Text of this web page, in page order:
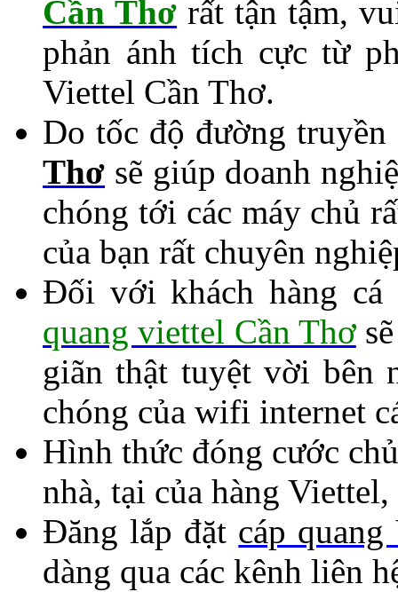
Cần Thơ rất tận tậm,
phản ánh tích cực từ
Viettel Cần Thơ.
Do tốc độ đường
Thơ sẽ giúp doanh
chóng tới các máy chủ
của bạn rất chuyên
Đối với khách hàng
quang viettel Cần Thơ
giãn thật tuyệt vời bên
chóng của wifi internet
Hình thức đóng cước
nhà, tại của hàng
Đăng lắp đặt cáp
dàng qua các kênh liên